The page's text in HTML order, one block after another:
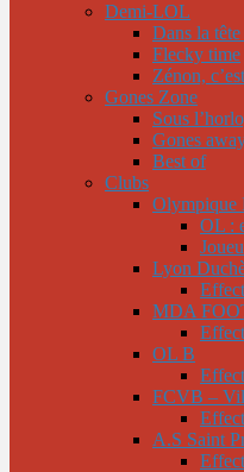
Demi-LOL
Dans la
Flecky time
Zénon,
Gones Zone
Sous
Gones
Best of
Clubs
Olympique
OL :
Lyon
MDA
OL B
FCVB –
A.S Saint